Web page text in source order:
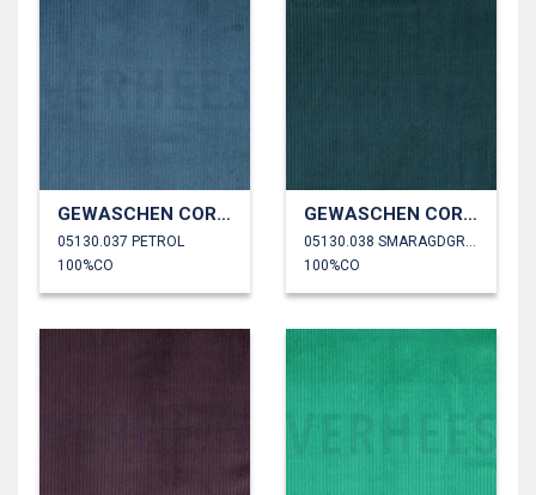
GEWASCHEN CORD 4.5W
05130.037 PETROL
100%CO
GEWASCHEN CORD 4.5W
100%CO